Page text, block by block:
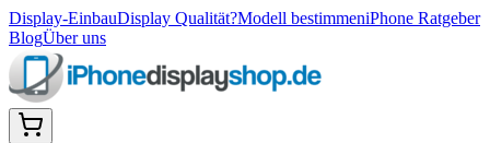
Display-EinbauDisplay Qualität?Modell bestimmeniPhone Ratgeber
BlogÜber uns